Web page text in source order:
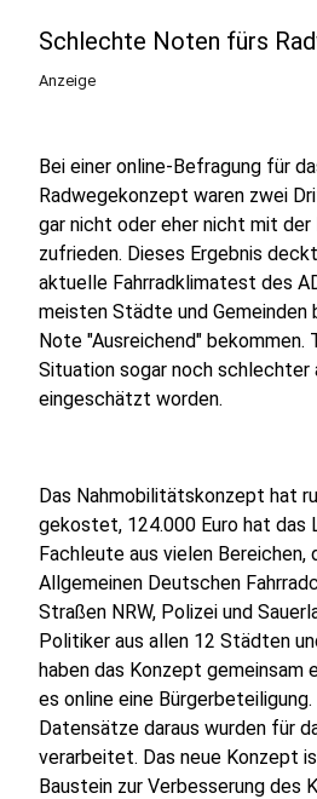
Schlechte Noten fürs
Anzeige
Bei einer online-Befragung für
Radwegekonzept waren zwei
gar nicht oder eher nicht mit
zufrieden. Dieses Ergebnis
aktuelle Fahrradklimatest des
meisten Städte und Gemeinden
Note "Ausreichend" bekommen.
Situation sogar noch schlechter
eingeschätzt worden.
Das Nahmobilitätskonzept hat
gekostet, 124.000 Euro hat das
Fachleute aus vielen Bereichen,
Allgemeinen Deutschen
Straßen NRW, Polizei und
Politiker aus allen 12 Städten
haben das Konzept gemeinsam
es online eine
Datensätze daraus wurden für
verarbeitet. Das neue Konzept
Baustein zur Verbesserung des